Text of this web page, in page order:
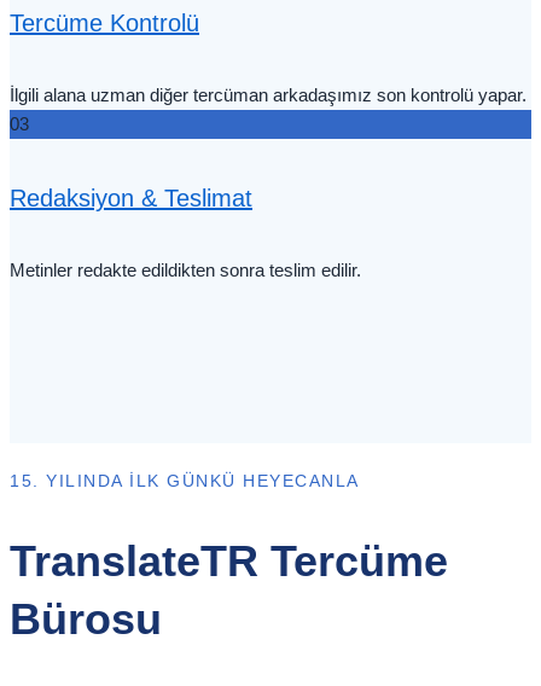
Tercüme Kontrolü
İlgili alana uzman diğer tercüman arkadaşımız son kontrolü yapar.
03
Redaksiyon & Teslimat
Metinler redakte edildikten sonra teslim edilir.
15. YILINDA İLK GÜNKÜ HEYECANLA
TranslateTR Tercüme
Bürosu